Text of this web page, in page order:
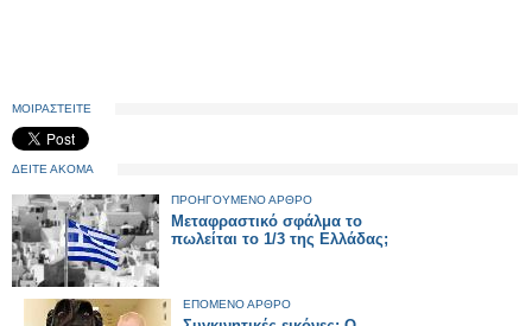
ΜΟΙΡΑΣΤΕΙΤΕ
ΔΕΙΤΕ ΑΚΟΜΑ
ΠΡΟΗΓΟΥΜΕΝΟ ΑΡΘΡΟ
Μεταφραστικό σφάλμα το
πωλείται το 1/3 της Ελλάδας;
ΕΠΟΜΕΝΟ ΑΡΘΡΟ